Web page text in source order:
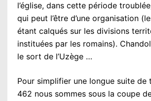
l’église, dans cette période
qui peut l’être d’une organisation
étant calqués sur les divisions
instituées par les romains).
le sort de l’Uzège …
Pour simplifier une longue suite de
462 nous sommes sous la coupe